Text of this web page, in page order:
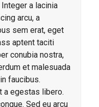
a lacinia
arcu, a
sem erat, eget
aptent taciti
conubia nostra,
et malesuada
faucibus.
a egestas libero.
Sed eu arcu